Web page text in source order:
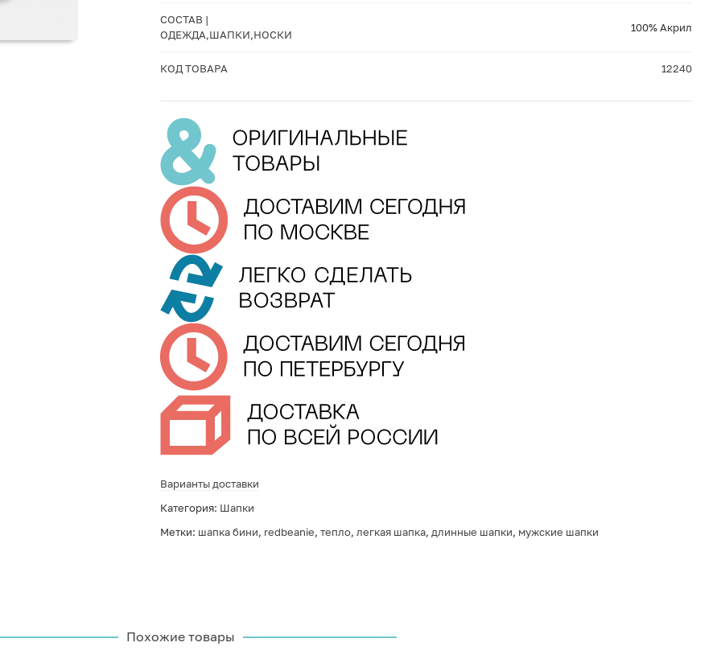
СОСТАВ |
ОДЕЖДА,ШАПКИ,НОСКИ
100% Акрил
КОД ТОВАРА 12240
Варианты доставки
Категория: Шапки
Метки: шапка бини, redbeanie, тепло, легкая шапка, длинные шапки, мужские шапки
Похожие товары